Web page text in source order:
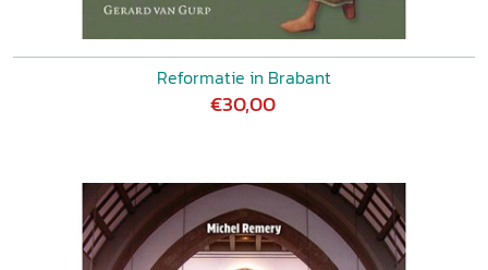
Reformatie in Brabant
€30,00